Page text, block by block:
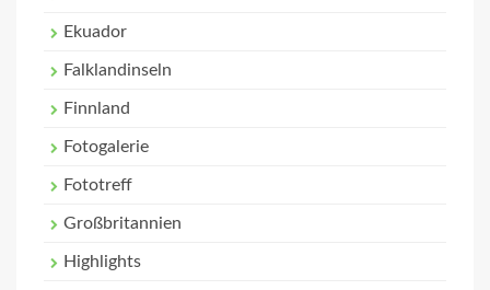
Ekuador
Falklandinseln
Finnland
Fotogalerie
Fototreff
Großbritannien
Highlights